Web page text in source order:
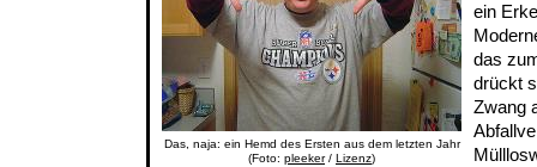
Das, naja: ein Hemd des Ersten aus dem letzten Jahr
(Foto: pleeker/ Lizenz)
ein
das
drückt
Zwang